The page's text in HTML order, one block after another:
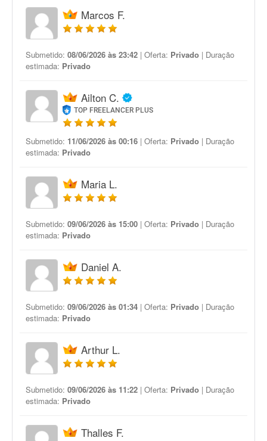
Marcos F.
Submetido: 08/06/2026 às 23:42 | Oferta: Privado | Duração
estimada: Privado
Ailton C.
TOP FREELANCER PLUS
Submetido: 11/06/2026 às 00:16 | Oferta: Privado | Duração
estimada: Privado
Maria L.
Submetido: 09/06/2026 às 15:00 | Oferta: Privado | Duração
estimada: Privado
Daniel A.
Submetido: 09/06/2026 às 01:34 | Oferta: Privado | Duração
estimada: Privado
Arthur L.
Submetido: 09/06/2026 às 11:22 | Oferta: Privado | Duração
estimada: Privado
Thalles F.